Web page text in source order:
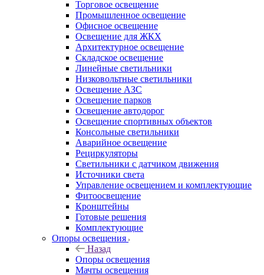
Торговое освещение
Промышленное освещение
Офисное освещение
Освещение для ЖКХ
Архитектурное освещение
Складское освещение
Линейные светильники
Низковольтные светильники
Освещение АЗС
Освещение парков
Освещение автодорог
Освещение спортивных объектов
Консольные светильники
Аварийное освещение
Рециркуляторы
Светильники с датчиком движения
Источники света
Управление освещением и комплектующие
Фитоосвещение
Кронштейны
Готовые решения
Комплектующие
Опоры освещения
Назад
Опоры освещения
Мачты освещения